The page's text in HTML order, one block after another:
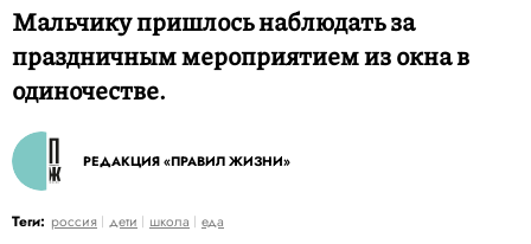
Мальчику пришлось наблюдать за
праздничным мероприятием из окна в
одиночестве.
РЕДАКЦИЯ «ПРАВИЛ ЖИЗНИ»
Теги: россия дети школа еда